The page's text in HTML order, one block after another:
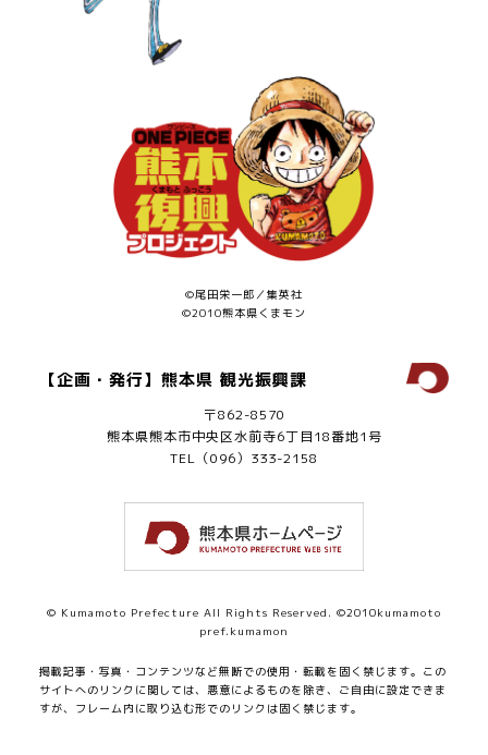
【企画・発行】熊本県 観光振興課
〒862-8570
熊本県熊本市中央区水前寺6丁目18番地1号
TEL（096）333-2158
© Kumamoto Prefecture All Rights Reserved. ©2010kumamoto
pref.kumamon
掲載記事・写真・コンテンツなど無断での使用・転載を固く禁じます。 この
サイトへのリンクに関しては、悪意によるものを除き、ご自由に設定できま
すが、フレーム内に取り込む形でのリンクは固く禁じます。
©尾田栄一郎／集英社
©2010熊本県くまモン